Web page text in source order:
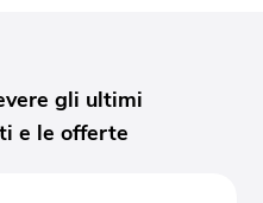
gli ultimi
e le offerte